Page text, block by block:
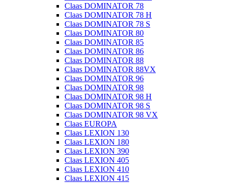
Claas DOMINATOR 78
Claas DOMINATOR 78 H
Claas DOMINATOR 78 S
Claas DOMINATOR 80
Claas DOMINATOR 85
Claas DOMINATOR 86
Claas DOMINATOR 88
Claas DOMINATOR 88VX
Claas DOMINATOR 96
Claas DOMINATOR 98
Claas DOMINATOR 98 H
Claas DOMINATOR 98 S
Claas DOMINATOR 98 VX
Claas EUROPA
Claas LEXION 130
Claas LEXION 180
Claas LEXION 390
Claas LEXION 405
Claas LEXION 410
Claas LEXION 415